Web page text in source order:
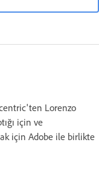
Lorenzo
için ve
için Adobe ile birlikte